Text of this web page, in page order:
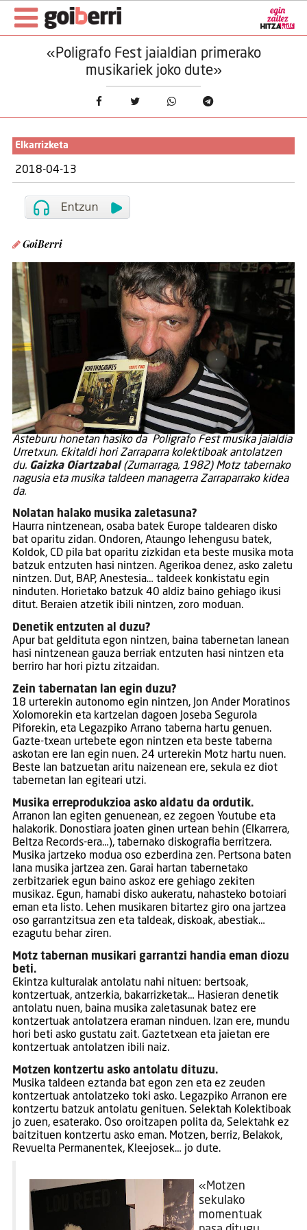
«Poligrafo Fest jaialdian primerako
musikariek joko dute»
Elkarrizketa
2018-04-13
GoiBerri
Asteburu honetan hasiko da Poligrafo Fest musika jaialdia
Urretxun. Ekitaldi hori Zarraparra kolektiboak antolatzen
du. Gaizka Oiartzabal(Zumarraga, 1982) Motz tabernako
nagusia eta musika taldeen managerra Zarraparrako kidea
da.
Nolatan halako musika zaletasuna?
Haurra nintzenean, osaba batek Europe taldearen disko
bat oparitu zidan. Ondoren, Ataungo lehengusu batek,
Koldok, CD pila bat oparitu zizkidan eta beste musika mota
batzuk entzuten hasi nintzen. Agerikoa denez, asko zaletu
nintzen. Dut, BAP, Anestesia… taldeek konkistatu egin
ninduten. Horietako batzuk 40 aldiz baino gehiago ikusi
ditut. Beraien atzetik ibili nintzen, zoro moduan.
Denetik entzuten al duzu?
Apur bat geldituta egon nintzen, baina tabernetan lanean
hasi nintzenean gauza berriak entzuten hasi nintzen eta
berriro har hori piztu zitzaidan.
Zein tabernatan lan egin duzu?
18 urterekin autonomo egin nintzen, Jon Ander Moratinos
Xolomorekin eta kartzelan dagoen Joseba Segurola
Piforekin, eta Legazpiko Arrano taberna hartu genuen.
Gazte-txean urtebete egon nintzen eta beste taberna
askotan ere lan egin nuen. 24 urterekin Motz hartu nuen.
Beste lan batzuetan aritu naizenean ere, sekula ez diot
tabernetan lan egiteari utzi.
Musika erreprodukzioa asko aldatu da ordutik.
Arranon lan egiten genuenean, ez zegoen Youtube eta
halakorik. Donostiara joaten ginen urtean behin (Elkarrera,
Beltza Records-era…), tabernako diskografia berritzera.
Musika jartzeko modua oso ezberdina zen. Pertsona baten
lana musika jartzea zen. Garai hartan tabernetako
zerbitzariek egun baino askoz ere gehiago zekiten
musikaz. Egun, hamabi disko aukeratu, nahasteko botoiari
eman eta listo. Lehen musikaren bitartez giro ona jartzea
oso garrantzitsua zen eta taldeak, diskoak, abestiak…
ezagutu behar ziren.
Motz tabernan musikari garrantzi handia eman diozu
beti.
Ekintza kulturalak antolatu nahi nituen: bertsoak,
kontzertuak, antzerkia, bakarrizketak… Hasieran denetik
antolatu nuen, baina musika zaletasunak batez ere
kontzertuak antolatzera eraman ninduen. Izan ere, mundu
hori beti asko gustatu zait. Gaztetxean eta jaietan ere
kontzertuak antolatzen ibili naiz.
Motzen kontzertu asko antolatu dituzu.
Musika taldeen eztanda bat egon zen eta ez zeuden
kontzertuak antolatzeko toki asko. Legazpiko Arranon ere
kontzertu batzuk antolatu genituen. Selektah Kolektiboak
jo zuen, esaterako. Oso oroitzapen polita da, Selektahk ez
baitzituen kontzertu asko eman. Motzen, berriz, Belakok,
Revuelta Permanentek, Kleejosek… jo dute.
«Motzen
sekulako
momentuak